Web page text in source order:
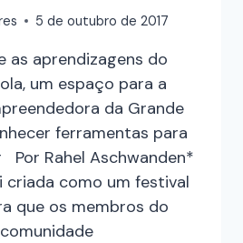
5 de outubro de 2017
as aprendizagens do
um espaço para a
da Grande
ferramentas para
Por Rahel Aschwanden*
criada como um festival
que os membros do